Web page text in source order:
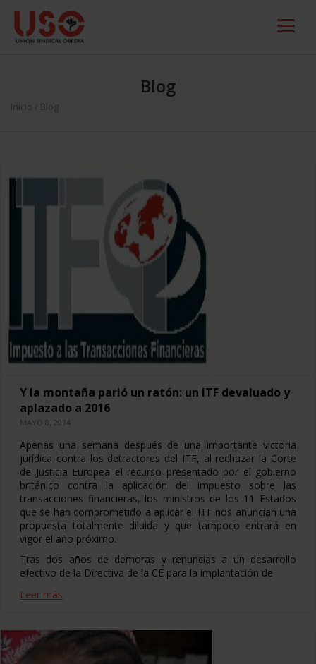
Blog
Inicio / Blog
Y la montaña parió un ratón: un ITF devaluado y
aplazado a 2016
MAYO 8, 2014
Apenas una semana después de una importante victoria
jurídica contra los detractores del ITF, al rechazar la Corte
de Justicia Europea el recurso presentado por el gobierno
británico contra la aplicación del impuesto sobre las
transacciones financieras, los ministros de los 11 Estados
que se han comprometido a aplicar el ITF nos anuncian una
propuesta totalmente diluida y que tampoco entrará en
vigor el año próximo.
Tras dos años de demoras y renuncias a un desarrollo
efectivo de la Directiva de la CE para la implantación de
Leer más